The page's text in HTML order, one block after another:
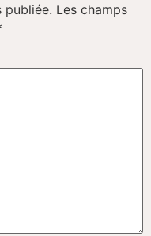
publiée. Les champs